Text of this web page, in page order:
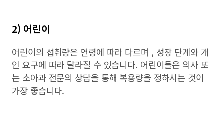
2) 어린이
어린이의 섭취량은 연령에 따라 다르며 , 성장 단계와 개
인 요구에 따라 달라질 수 있습니다. 어린이들은 의사 또
는 소아과 전문의 상담을 통해 복용량을 정하시는 것이
가장 좋습니다.